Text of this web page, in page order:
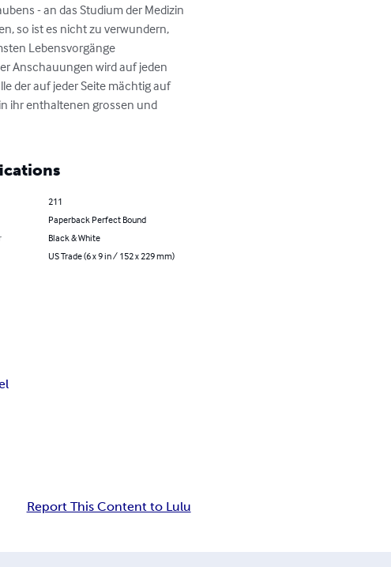
- an das Studium der Medizin
so ist es nicht zu verwundern,
Lebensvorgänge
Anschauungen wird auf jeden
der auf jeder Seite mächtig auf
ihr enthaltenen grossen und
211
Paperback Perfect Bound
Black & White
US Trade (6 x 9 in / 152 x 229 mm)
Report This Content to Lulu